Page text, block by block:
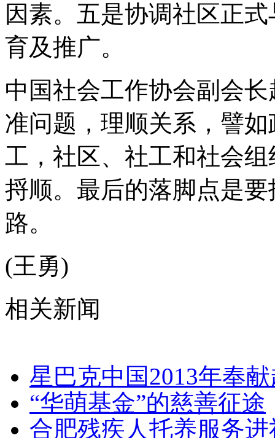
因素。五是协调社区正
育及推广。
中国社会工作协会副会
准问题，理顺关系，譬
工，社区、社工和社会
捋顺。最后的落脚点是
路。
(王勇)
相关新闻
星巴克中国2013年奉
“华萌基金”的慈善征途
合肥残疾人托养服务进